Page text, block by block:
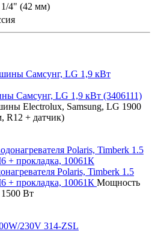
4" (42 мм)
Самсунг, LG 1,9 кВт (3406111)
Electrolux, Samsung, LG 1900
R12 + датчик)
Polaris, Timberk 1.5
+ прокладка, 10061К Мощность
1500 Вт